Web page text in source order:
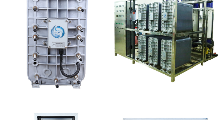
GE EDI模块维修 MK-TC50 EDI模块